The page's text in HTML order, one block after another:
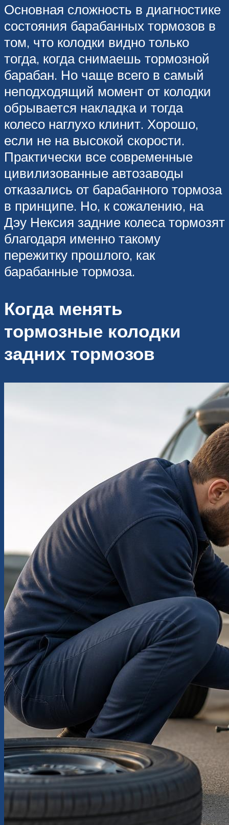
Основная сложность в диагностике
состояния барабанных тормозов в
том, что колодки видно только
тогда, когда снимаешь тормозной
барабан. Но чаще всего в самый
неподходящий момент от колодки
обрывается накладка и тогда
колесо наглухо клинит. Хорошо,
если не на высокой скорости.
Практически все современные
цивилизованные автозаводы
отказались от барабанного тормоза
в принципе. Но, к сожалению, на
Дэу Нексия задние колеса тормозят
благодаря именно такому
пережитку прошлого, как
барабанные тормоза.
Когда менять
тормозные колодки
задних тормозов